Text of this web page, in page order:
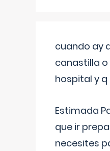
cuando ay
canastilla
hospital y
Estimada
que ir
necesites